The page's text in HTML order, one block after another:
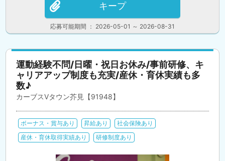
応募可能期間 ： 2026-05-01 ～ 2026-08-31
キープ
運動経験不問/日曜・祝日お休み/事前研修、キ
ャリアアップ制度も充実/産休・育休実績も多
数♪
カーブスVタウン芥見【91948】
ボーナス・賞与あり 昇給あり
社会保険あり
産休・育休取得実績あり
研修制度あり